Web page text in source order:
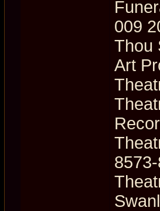
009
Thou
Art